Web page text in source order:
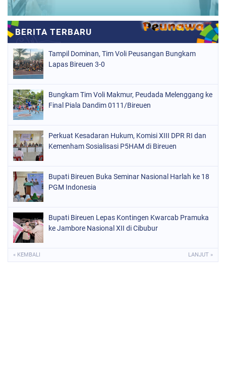
Tampil Dominan, Tim Voli Peusangan Bungkam
Lapas Bireuen 3-0
Bungkam Tim Voli Makmur, Peudada Melenggang ke
Final Piala Dandim 0111/Bireuen
Perkuat Kesadaran Hukum, Komisi XIII DPR RI dan
Kemenham Sosialisasi P5HAM di Bireuen
Bupati Bireuen Buka Seminar Nasional Harlah ke 18
PGM Indonesia
Bupati Bireuen Lepas Kontingen Kwarcab Pramuka
ke Jambore Nasional XII di Cibubur
« KEMBALI LANJUT »